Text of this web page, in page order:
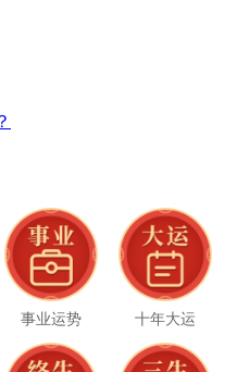
事业运势 十年大运